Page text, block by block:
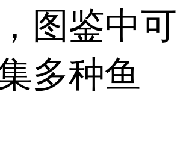
图鉴中可
多种鱼